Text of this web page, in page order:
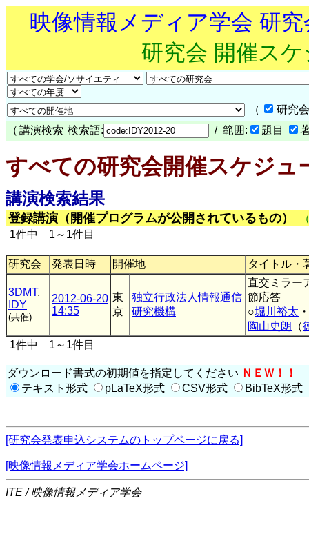
映像情報メディア学会 研
研究会 開催ス
（
研究
（ 講演検索 検索語: / 範囲: 題目
すべての研究会開催スケジュ
講演検索結果
登録講演（開催プログラムが公開されているもの）
1件中 1～1件目
研究会 発表日時 開催地 タイトル・
3DMT,
IDY
(共催)
2012-06-20
14:35
東
京
独立行政法人情報通信
研究機構
直交ミラー
節応答
○堀川裕太 ・
陶山史朗 （
1件中 1～1件目
ダウンロード書式の初期値を指定してください ＮＥＷ！！
テキスト形式
pLaTeX形式 CSV形式 BibTeX形式
[研究会発表申込システムのトップページに戻る]
[映像情報メディア学会ホームページ]
ITE / 映像情報メディア学会